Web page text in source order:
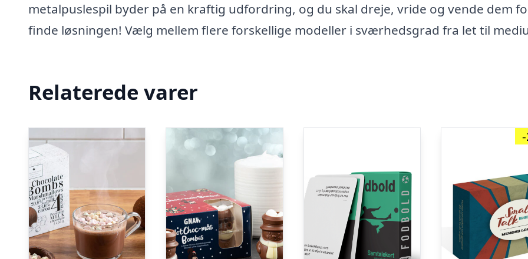
metalpuslespil byder på en kraftig udfordring, og du skal dreje, vride og vende dem
finde løsningen! Vælg mellem flere forskellige modeller i sværhedsgrad fra let til
Relaterede varer